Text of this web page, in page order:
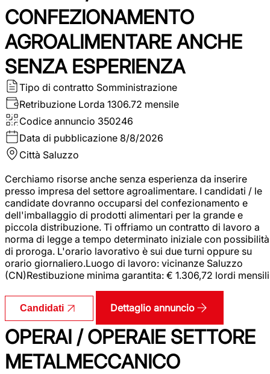
CONFEZIONAMENTO
AGROALIMENTARE ANCHE
SENZA ESPERIENZA
Tipo di contratto Somministrazione
Retribuzione Lorda 1306.72 mensile
Codice annuncio 350246
Data di pubblicazione 8/8/2026
Città Saluzzo
Cerchiamo risorse anche senza esperienza da inserire
presso impresa del settore agroalimentare. I candidati / le
candidate dovranno occuparsi del confezionamento e
dell'imballaggio di prodotti alimentari per la grande e
piccola distribuzione. Ti offriamo un contratto di lavoro a
norma di legge a tempo determinato iniziale con possibilità
di proroga. L'orario lavorativo è sui due turni oppure su
orario giornaliero.Luogo di lavoro: vicinanze Saluzzo
(CN)Restibuzione minima garantita: € 1.306,72 lordi mensili
Candidati Dettaglio annuncio
OPERAI / OPERAIE SETTORE
METALMECCANICO